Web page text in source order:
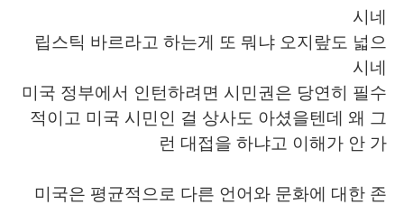
시네
립스틱 바르라고 하는게 또 뭐냐 오지랖도 넓으
시네
미국 정부에서 인턴하려면 시민권은 당연히 필수
적이고 미국 시민인 걸 상사도 아셨을텐데 왜 그
런 대접을 하냐고 이해가 안 가
미국은 평균적으로 다른 언어와 문화에 대한 존